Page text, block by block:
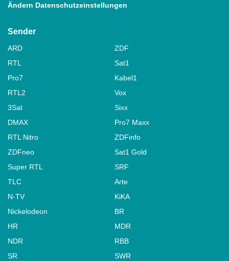
Ändern Datenschutzeinstellungen
Sender
ARD
ZDF
RTL
Sat1
Pro7
Kabel1
RTL2
Vox
3Sat
Sixx
DMAX
Pro7 Maxx
RTL Nitro
ZDFinfo
ZDFneo
Sat1 Gold
Super RTL
SRF
TLC
Arte
N-TV
KiKA
Nickelodeon
BR
HR
MDR
NDR
RBB
SR
SWR